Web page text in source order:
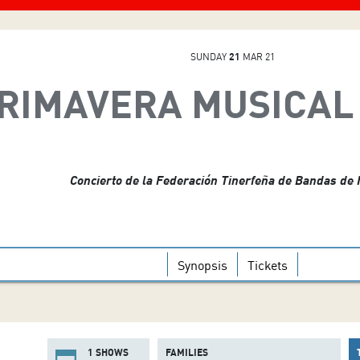
SUNDAY 21 MAR 21
Concierto de la Federación Tinerfeña de Bandas de
Synopsis Tickets
1 SHOWS
FAMILIES